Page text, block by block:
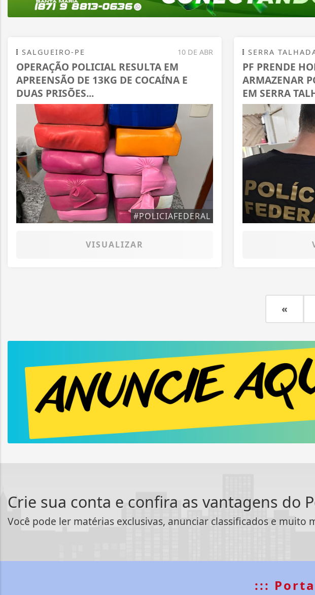
10 DE ABR
SALGUEIRO-PE
OPERAÇÃO POLICIAL RESULTA EM
APREENSÃO DE 13KG DE COCAÍNA E
DUAS PRISÕES...
#POLICIAFEDERAL
VISUALIZAR
SERRA
PF PRENDE
ARMAZENAR
EM SERRA
«
Crie sua conta e confira as vantagens do
Você pode ler matérias exclusivas, anunciar classificados e muito
:::